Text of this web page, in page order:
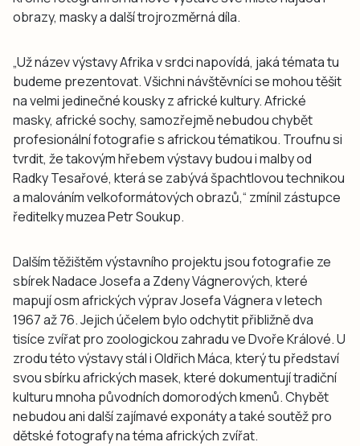
obrazy, masky a další trojrozměrná díla.
„Už název výstavy Afrika v srdci napovídá, jaká témata tu
budeme prezentovat. Všichni návštěvníci se mohou těšit
na velmi jedinečné kousky z africké kultury. Africké
masky, africké sochy, samozřejmě nebudou chybět
profesionální fotografie s africkou tématikou. Troufnu si
tvrdit, že takovým hřebem výstavy budou i malby od
Radky Tesařové, která se zabývá špachtlovou technikou
a malováním velkoformátových obrazů,“ zmínil zástupce
ředitelky muzea Petr Soukup.
Dalším těžištěm výstavního projektu jsou fotografie ze
sbírek Nadace Josefa a Zdeny Vágnerových, které
mapují osm afrických výprav Josefa Vágnera v letech
1967 až 76. Jejich účelem bylo odchytit přibližně dva
tisíce zvířat pro zoologickou zahradu ve Dvoře Králové. U
zrodu této výstavy stál i Oldřich Máca, který tu představí
svou sbírku afrických masek, které dokumentují tradiční
kulturu mnoha původních domorodých kmenů. Chybět
nebudou ani další zajímavé exponáty a také soutěž pro
dětské fotografy na téma afrických zvířat.